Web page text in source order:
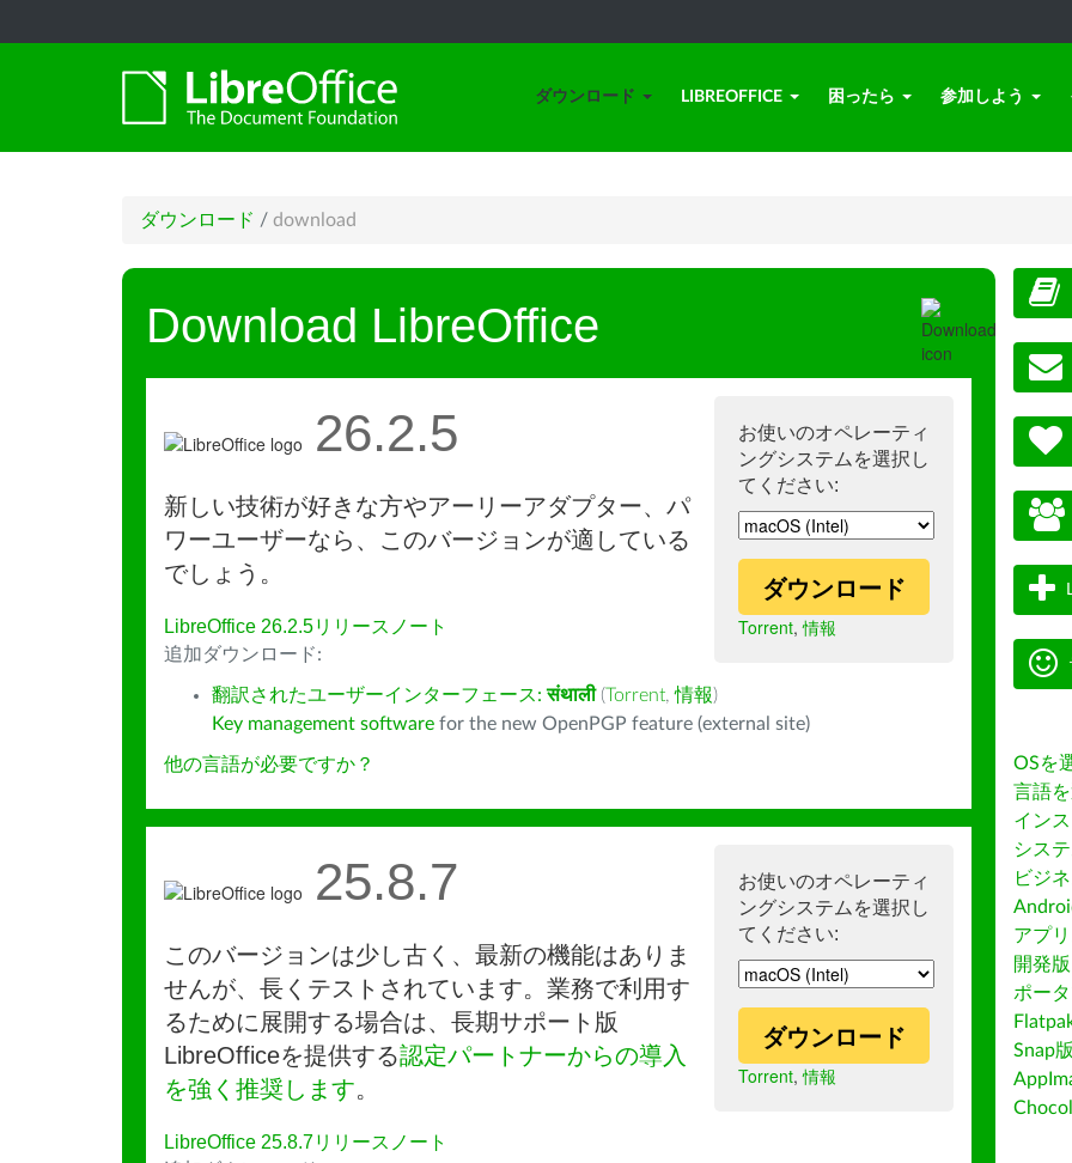
ダウンロード LIBREOFFICE 困ったら 参加しよう
ダウンロード / download
Download LibreOffice
お使いのオペレーティ
ングシステムを選択し
てください:
ダウンロード
Torrent,情報
26.2.5
新しい技術が好きな方やアーリーアダプター、パ
ワーユーザーなら、このバージョンが適している
でしょう。
LibreOffice 26.2.5リリースノート
追加ダウンロード:
翻訳されたユーザーインターフェース:संथाली (Torrent,情報)
Key management software for the new OpenPGP feature (external site)
他の言語が必要ですか？
お使いのオペレーティ
ングシステムを選択し
てください:
ダウンロード
Torrent,情報
25.8.7
このバージョンは少し古く、最新の機能はありま
せんが、長くテストされています。業務で利用す
るために展開する場合は、長期サポート版
LibreOfficeを提供する認定パートナーからの導入
を強く推奨します。
LibreOffice 25.8.7リリースノート
OSを
言語
イン
シス
ビジ
アプ
開発版
ポー
Snap版